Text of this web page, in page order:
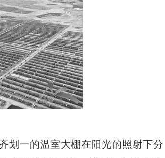
一的温室大棚在阳光的照射下分